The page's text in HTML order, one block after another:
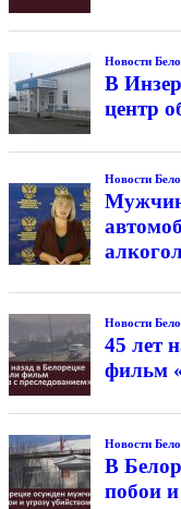
Новости
В
центр
Новости
Новости
45 лет
фильм
Новости
В
побои